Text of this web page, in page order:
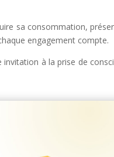
sa consommation,
engagement compte.
invitation à la prise de